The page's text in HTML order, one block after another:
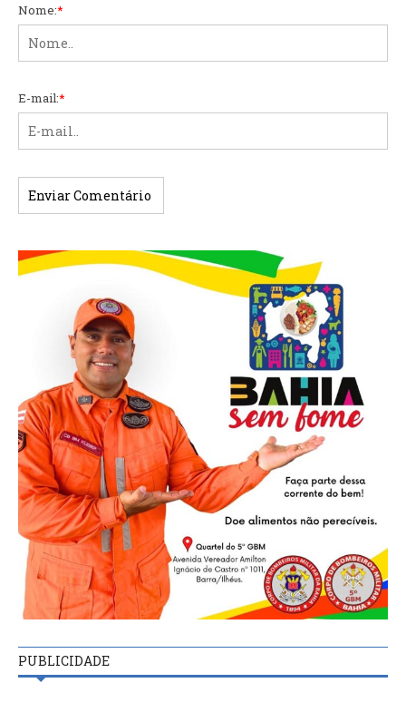
Nome:*
E-mail:*
PUBLICIDADE